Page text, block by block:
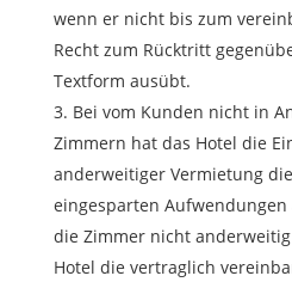
wenn er nicht bis zum
Recht zum Rücktritt
Textform ausübt.
Bei vom Kunden nicht in
Zimmern hat das Hotel die
anderweitiger Vermietung
eingesparten
die Zimmer nicht
Hotel die vertraglich